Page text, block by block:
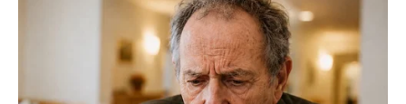
Mama je uvijek bila taj oslonac, osoba koja je nosila teret
naše porodice. Njena nesebičnost i snaga su nas sve
održavale. Sada, kada sam uvidjela kako je slomljena,
osjećam se bespomoćno. Čini mi se da je njena tuga